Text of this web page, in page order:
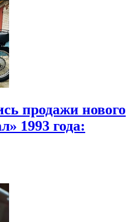
продажи нового
1993 года: